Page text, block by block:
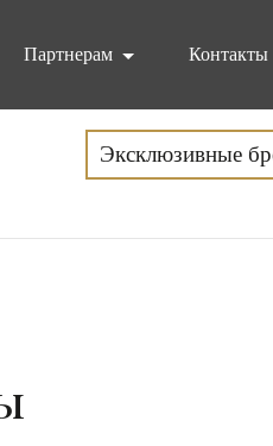
Партнерам Контакты
Эксклюзивные